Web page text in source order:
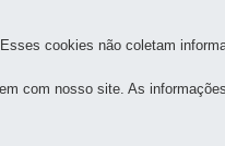
E ANTONINA
-Paranaguá-PR-41 3420-
cookies não coletam
com nosso site. As